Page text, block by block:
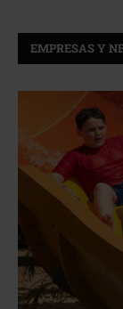
EMPRESAS Y